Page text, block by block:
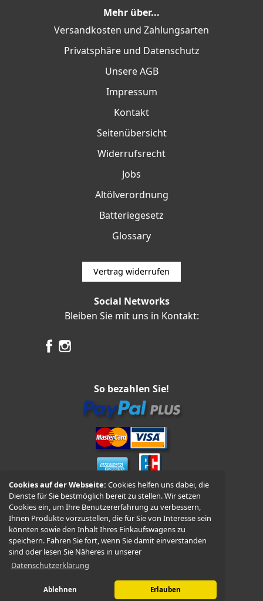
Cookies auf der Webseite:Cookies helfen uns dabei, die
Dienste für Sie bestmöglich bereit zu stellen. Wir setzen
Cookies ein, um Ihre Benutzererfahrung zu verbessern,
Ihnen Produkte vorzustellen, die für Sie von Interesse sein
könnten sowie den Inhalt Ihres Einkaufswagens zu
speichern. Fahren Sie fort, wenn Sie damit einverstanden
sind oder lesen Sie Näheres in unserer
Datenschutzerklärung
Ablehnen Erlauben
Mehr über...
Versandkosten und Zahlungsarten
Privatsphäre und Datenschutz
Unsere AGB
Impressum
Kontakt
Seitenübersicht
Widerrufsrecht
Jobs
Altölverordnung
Batteriegesetz
Glossary
Vertrag widerrufen
Social Networks
Bleiben Sie mit uns in Kontakt:
So bezahlen Sie!
Vorkasse und Nachnahme
© 2026 -